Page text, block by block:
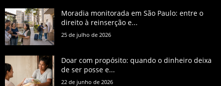
Moradia monitorada em São Paulo: entre o
direito à reinserção e...
25 de julho de 2026
Doar com propósito: quando o dinheiro deixa
de ser posse e...
22 de junho de 2026